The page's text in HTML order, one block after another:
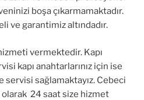
boşa çıkarmamaktadır.
ve garantimiz altındadır.
vermektedir. Kapı
kapı anahtarlarınız için ise
servisi sağlamaktayız. Cebeci
olarak 24 saat size hizmet